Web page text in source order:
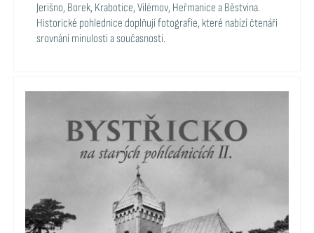
Jerišno, Borek, Krabotice, Vilémov, Heřmanice a Běstvina.
Historické pohlednice doplňují fotografie, které nabízí čtenáři
srovnání minulosti a současnosti.